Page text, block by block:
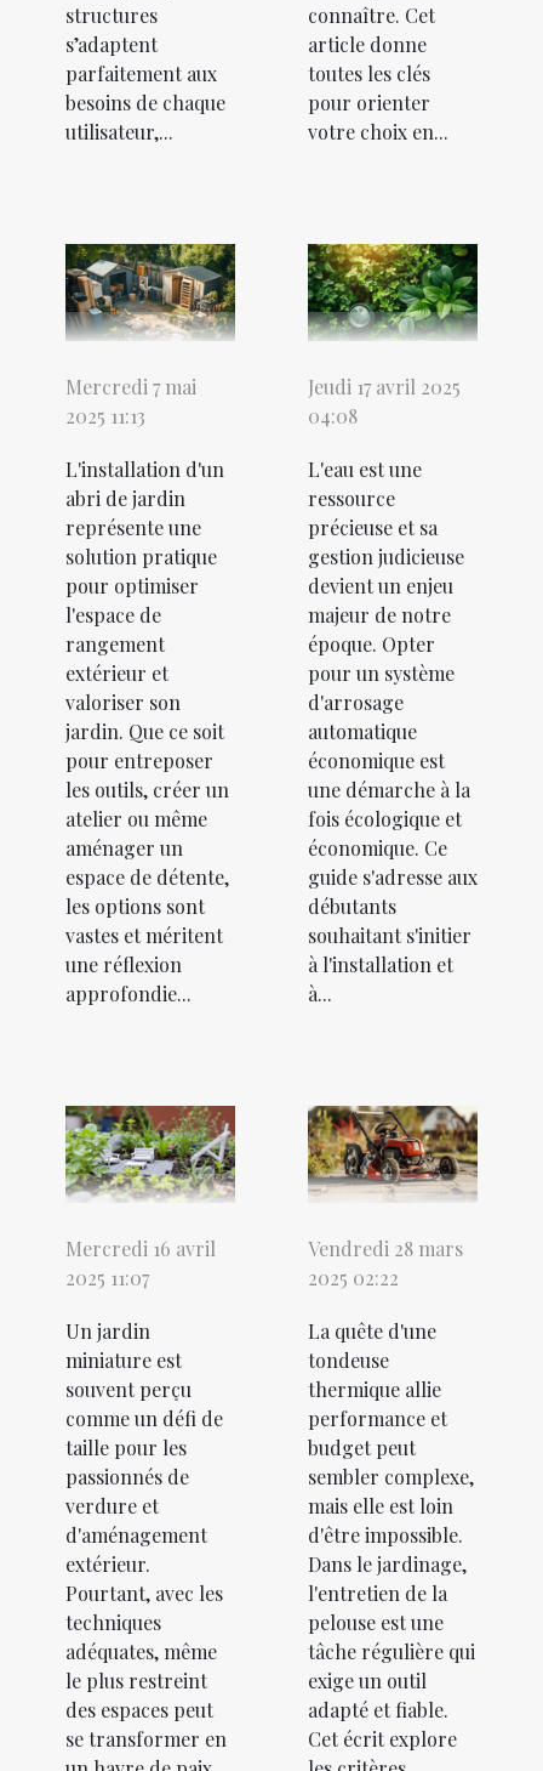
structures
s’adaptent
parfaitement aux
besoins de chaque
utilisateur,...
connaître. Cet
article donne
toutes les clés
pour orienter
votre choix en...
Mercredi 7 mai
2025 11:13
L'installation d'un
abri de jardin
représente une
solution pratique
pour optimiser
l'espace de
rangement
extérieur et
valoriser son
jardin. Que ce soit
pour entreposer
les outils, créer un
atelier ou même
aménager un
espace de détente,
les options sont
vastes et méritent
une réflexion
approfondie...
Jeudi 17 avril 2025
04:08
L'eau est une
ressource
précieuse et sa
gestion judicieuse
devient un enjeu
majeur de notre
époque. Opter
pour un système
d'arrosage
automatique
économique est
une démarche à la
fois écologique et
économique. Ce
guide s'adresse aux
débutants
souhaitant s'initier
à l'installation et
à...
Mercredi 16 avril
2025 11:07
Un jardin
miniature est
souvent perçu
comme un défi de
taille pour les
passionnés de
verdure et
d'aménagement
extérieur.
Pourtant, avec les
techniques
adéquates, même
le plus restreint
des espaces peut
se transformer en
Vendredi 28 mars
2025 02:22
La quête d'une
tondeuse
thermique allie
performance et
budget peut
sembler complexe,
mais elle est loin
d'être impossible.
Dans le jardinage,
l'entretien de la
pelouse est une
tâche régulière qui
exige un outil
adapté et fiable.
Cet écrit explore